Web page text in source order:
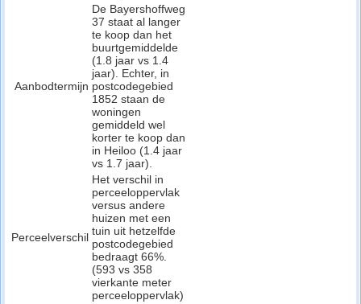
Aanbodtermijn
De Bayershoffweg
37 staat al langer
te koop dan het
buurtgemiddelde
(1.8 jaar vs 1.4
jaar). Echter, in
postcodegebied
1852 staan de
woningen
gemiddeld wel
korter te koop dan
in Heiloo (1.4 jaar
vs 1.7 jaar).
Perceelverschil
Het verschil in
perceeloppervlak
versus andere
huizen met een
tuin uit hetzelfde
postcodegebied
bedraagt 66%.
(593 vs 358
vierkante meter
perceeloppervlak)